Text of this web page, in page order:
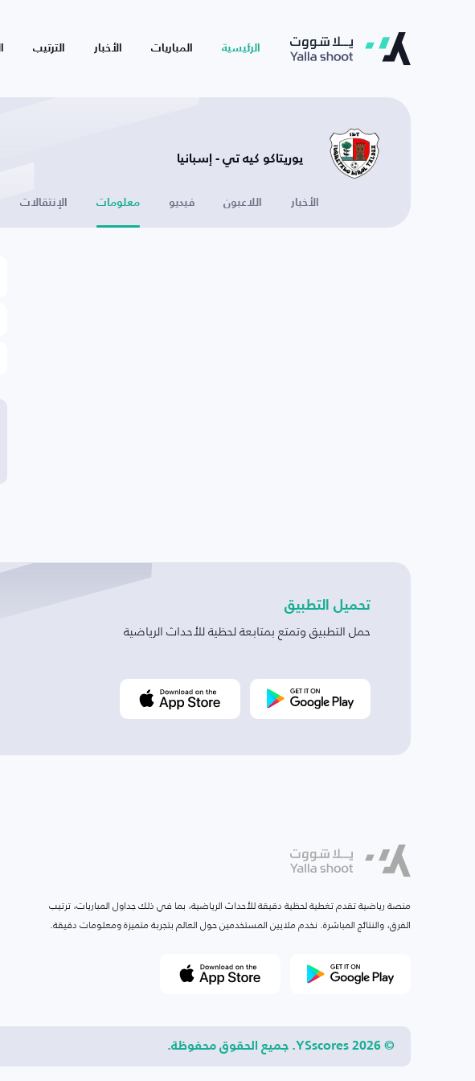
الرئيسية المباريات الأخبار الترتيب
يوريتاكو كيه تي - إسبانيا
الأخبار اللاعبون فيديو معلومات الإنتقالات
تحميل التطبيق
حمل التطبيق وتمتع بمتابعة لحظية للأحداث الرياضية
منصة رياضية تقدم تغطية لحظية دقيقة للأحداث الرياضية، بما في ذلك جداول المباريات، ترتيب
الفرق، والنتائج المباشرة. نخدم ملايين المستخدمين حول العالم بتجربة متميزة ومعلومات دقيقة.
© 2026 YSscores. جميع الحقوق محفوظة.